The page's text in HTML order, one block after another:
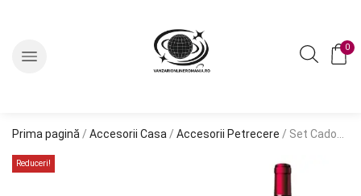
0
Prima pagină / Accesorii Casa / Accesorii Petrecere / Set Cadou „Accesorii Vin, 4 piese” in cutie estetica, culoare Neagra
Reduceri!